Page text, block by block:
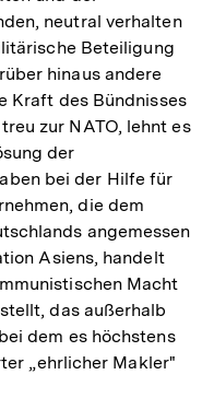
neutral verhalten
Beteiligung
hinaus andere
Kraft des Bündnisses
zur NATO, lehnt es
der
bei der Hilfe für
die dem
angemessen
Asiens, handelt
Macht
das außerhalb
dem es höchstens
„ehrlicher Makler"